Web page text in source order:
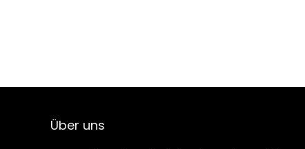
Über uns